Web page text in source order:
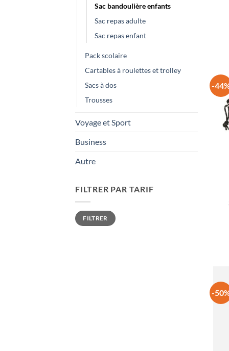
Sac bandoulière enfants
Sac repas adulte
Sac repas enfant
Pack scolaire
Cartables à roulettes et trolley
Sacs à dos
Trousses
Voyage et Sport
Business
Autre
FILTRER PAR TARIF
Prix
min
Prix
maxFILTRER
-
-